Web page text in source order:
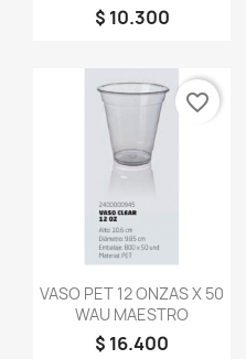
$ 10.300
Vista rápida
VASO PET 12 ONZAS X 50
WAU MAESTRO
$ 16.400
favorite_border